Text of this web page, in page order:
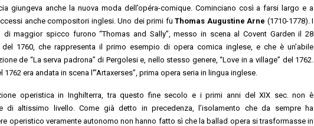
giungeva anche la nuova moda dell’opéra-comique. Cominciano così a farsi largo e a
anche compositori inglesi. Uno dei primi fuThomas Augustine Arne (1710-1778). I
di maggior spicco furono “Thomas and Sally”, messo in scena al Covent Garden il 28
del 1760, che rappresenta il primo esempio di opera comica inglese, e che è un’abile
de “La serva padrona” di Pergolesi e, nello stesso genere, “Love in a village” del 1762.
1762 era andata in scena l'”Artaxerses”, prima opera seria in lingua inglese.
operistica in Inghilterra, tra questo fine secolo e i primi anni del XIX sec. non è
di altissimo livello. Come già detto in precedenza, l’isolamento che da sempre ha
operistico veramente autonomo non hanno fatto sì che la ballad opera si trasformasse in